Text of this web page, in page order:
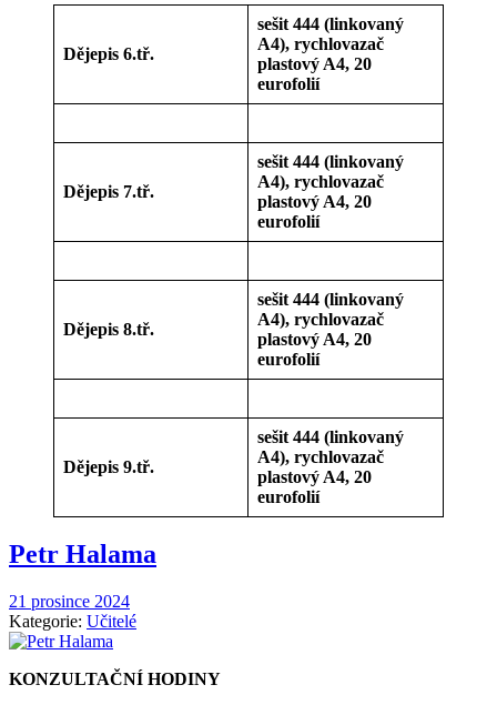
Dějepis 6.tř.
sešit 444 (linkovaný
A4), rychlovazač
plastový A4, 20
eurofolií
Dějepis 7.tř.
sešit 444 (linkovaný
A4), rychlovazač
plastový A4, 20
eurofolií
Dějepis 8.tř.
sešit 444 (linkovaný
A4), rychlovazač
plastový A4, 20
eurofolií
Dějepis 9.tř.
sešit 444 (linkovaný
A4), rychlovazač
plastový A4, 20
eurofolií
Petr Halama
21 prosince 2024
Kategorie: Učitelé
KONZULTAČNÍ HODINY